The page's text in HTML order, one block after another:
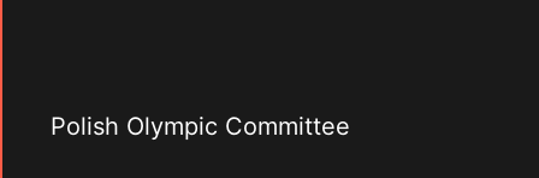
Polish Olympic Committee